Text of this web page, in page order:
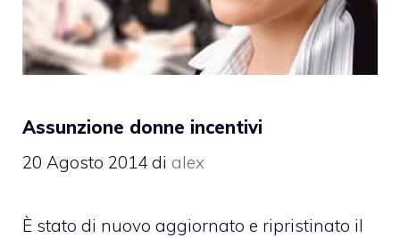
Assunzione donne incentivi
20 Agosto 2014 di alex
È stato di nuovo aggiornato e ripristinato il